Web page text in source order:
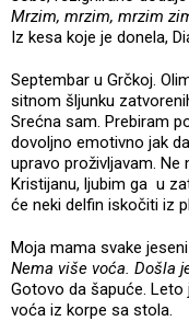
Mrzim, mrzim, mrzim
Iz kesa koje je donela,
Septembar u Grčkoj.
sitnom šljunku
Srećna sam. Prebiram
dovoljno emotivno jak
upravo proživljavam. Ne
Kristijanu, ljubim ga u
će neki delfin iskočiti iz
Moja mama svake
Nema više voća. Došla
Gotovo da šapuće. Leto
voća iz korpe sa stola.